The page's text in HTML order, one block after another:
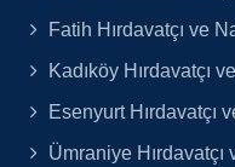
Fatih Hırdavatçı ve
Kadıköy Hırdavatçı
Esenyurt Hırdavatçı
Ümraniye Hırdavatçı